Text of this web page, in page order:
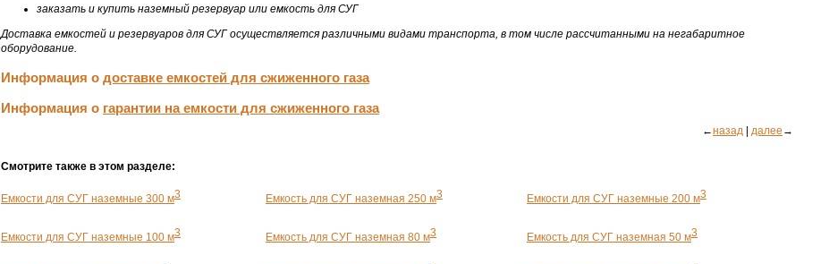
заказать и купить наземный резервуар или емкость для СУГ
Доставка емкостей и резервуаров для СУГ осуществляется различными видами транспорта, в том числе рассчитанными на негабаритное
оборудование.
Информация о доставке емкостей для сжиженного газа
Информация о гарантии на емкости для сжиженного газа
←назад далее →
Смотрите также в этом разделе:
Емкости для СУГ наземные 300 м3 Емкость для СУГ наземная 250 м3 Емкости для СУГ наземные 200 м3
Емкости для СУГ наземные 100 м3 Емкость для СУГ наземная 80 м3 Емкость для СУГ наземная 50 м3